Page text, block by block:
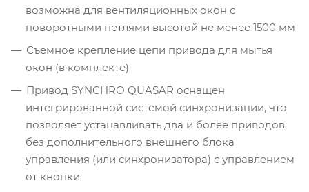
возможна для вентиляционных окон с
поворотными петлями высотой не менее 1500 мм
Съемное крепление цепи привода для мытья
окон (в комплекте)
Привод SYNCHRO QUASAR оснащен
интегрированной системой синхронизации, что
позволяет устанавливать два и более приводов
без дополнительного внешнего блока
управления (или синхронизатора) с управлением
от кнопки